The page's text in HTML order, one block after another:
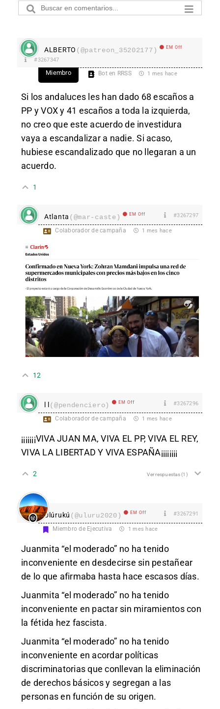
ALBERTO (@patreon_35202177) EM Off
#3267347
Miembro Bot en RRSS 1 mes hace
Si los andaluces les han dado 68 escaños a
PP y VOX y 41 escaños a toda la izquierda,
no creo que este acuerdo de investidura
vaya a escandalizar a nadie. Si acaso,
hubiese escandalizado que no llegaran a un
acuerdo.
1
Atlanta (@mar-caste) EM Off #3267297
Colaborador de campaña 1 mes hace
12
(@pendenciero) EM Off #3267296
Colaborador de campaña 1 mes hace
¡¡¡¡¡¡¡VIVA JUAN MA, VIVA EL PP, VIVA EL REY,
VIVA LA LIBERTAD Y VIVA ESPAÑA¡¡¡¡¡¡¡¡
2 Ver respuestas(1)
Ulúrukú (@uluru2020) EM Off #3267291
Miembro de Ejecutiva 1 mes hace
Juanmita “el moderado” no ha tenido
inconveniente en desdecirse sin pestañear
de lo que afirmaba hasta hace escasos días.
Juanmita “el moderado” no ha tenido
inconveniente en pactar sin miramientos con
la fétida hez fascista.
Juanmita “el moderado” no ha tenido
inconveniente en acordar políticas
discriminatorias que conllevan la eliminación
de derechos básicos y segregan a las
personas en función de su origen.